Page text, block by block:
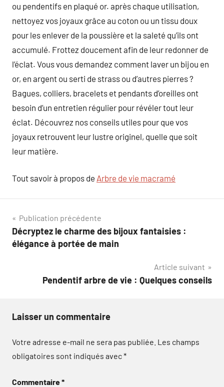
ou pendentifs en plaqué or. après chaque utilisation,
nettoyez vos joyaux grâce au coton ou un tissu doux
pour les enlever de la poussière et la saleté qu’ils ont
accumulé. Frottez doucement afin de leur redonner de
l’éclat. Vous vous demandez comment laver un bijou en
or, en argent ou serti de strass ou d’autres pierres ?
Bagues, colliers, bracelets et pendants d’oreilles ont
besoin d’un entretien régulier pour révéler tout leur
éclat. Découvrez nos conseils utiles pour que vos
joyaux retrouvent leur lustre originel, quelle que soit
leur matière.
Tout savoir à propos de Arbre de vie macramé
Navigation
de
Publication précédente
Décryptez le charme des bijoux fantaisies :
élégance à portée de main
Article suivant
Pendentif arbre de vie : Quelques conseils
Laisser un commentaire
Votre adresse e-mail ne sera pas publiée. Les champs
obligatoires sont indiqués avec*
Commentaire*